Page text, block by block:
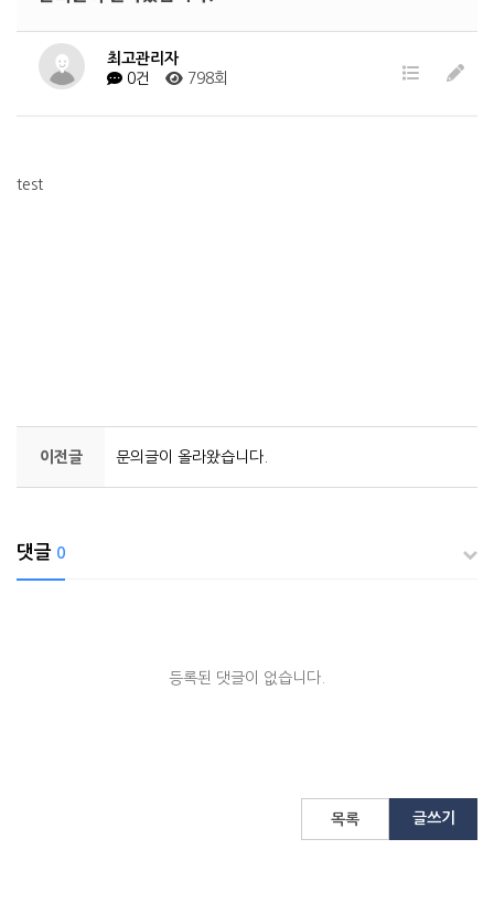
최고관리자
0건
798회
test
이전글 문의글이 올라왔습니다.
댓글 0
등록된 댓글이 없습니다.
목록 글쓰기